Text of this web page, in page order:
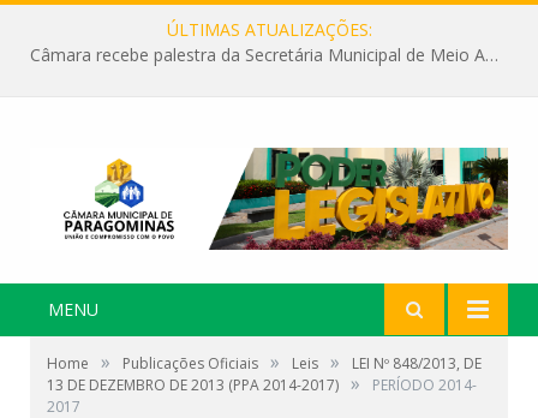
ÚLTIMAS ATUALIZAÇÕES:
Câmara recebe palestra da Secretária Municipal de Meio Ambiente sobre as ações da “SEMANA DO MEIO AMBIENTE”
MENU
Home » Publicações Oficiais » Leis »
LEI Nº 848/2013, DE
13 DE DEZEMBRO DE 2013 (PPA 2014-2017) »
PERÍODO 2014-
2017